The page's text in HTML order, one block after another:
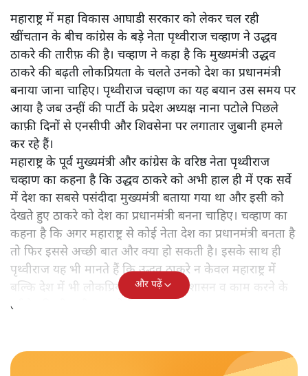
सोमदत्त शर्मा
महाराष्ट्र में महा विकास आघाडी सरकार को लेकर चल रही खींचतान
के बीच कांग्रेस के बड़े नेता पृथ्वीराज चव्हाण ने तारीफ़ में कहा है कि
मुख्यमंत्री उद्धव ठाकरे की बढ़ती लोकप्रियता के चलते उनको देश का
प्रधानमंत्री बनाया जाना चाहिए।
महाराष्ट्र में महा विकास आघाडी सरकार को लेकर चल रही
खींचतान के बीच कांग्रेस के बड़े नेता पृथ्वीराज चव्हाण ने उद्धव
ठाकरे की तारीफ़ की है। चव्हाण ने कहा है कि मुख्यमंत्री उद्धव
ठाकरे की बढ़ती लोकप्रियता के चलते उनको देश का प्रधानमंत्री
बनाया जाना चाहिए। पृथ्वीराज चव्हाण का यह बयान उस समय पर
आया है जब उन्हीं की पार्टी के प्रदेश अध्यक्ष नाना पटोले पिछले
महाराष्ट्र के पूर्व मुख्यमंत्री और कांग्रेस के वरिष्ठ नेता पृथ्वीराज
चव्हाण का कहना है कि उद्धव ठाकरे को अभी हाल ही में एक सर्वे